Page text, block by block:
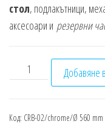
стол, подлакътници,
аксесоари и резервни
количество заДобавяне
Код: CRB-02/chrome/Ø 560 mm